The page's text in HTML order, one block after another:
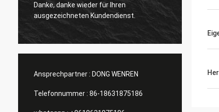
Danke, danke wieder für Ihren
ausgezeichneten Kundendienst.
Ansprechpartner : DONG WENREN
Telefonnummer : 86-18631875186